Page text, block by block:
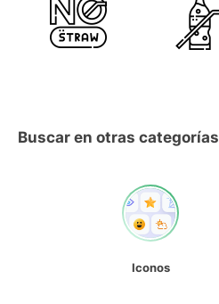
Buscar en otras categorías
Iconos